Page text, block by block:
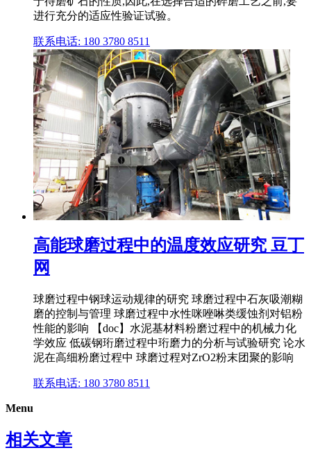
进行充分的适应性验证试验。
联系电话: 180 3780 8511
高能球磨过程中的温度效应研究 豆丁
网
球磨过程中钢球运动规律的研究 球磨过程中石灰吸潮糊
磨的控制与管理 球磨过程中水性咪唑啉类缓蚀剂对铝粉
性能的影响 【doc】水泥基材料粉磨过程中的机械力化
学效应 低碳钢珩磨过程中珩磨力的分析与试验研究 论水
泥在高细粉磨过程中 球磨过程对ZrO2粉末团聚的影响
联系电话: 180 3780 8511
Menu
相关文章